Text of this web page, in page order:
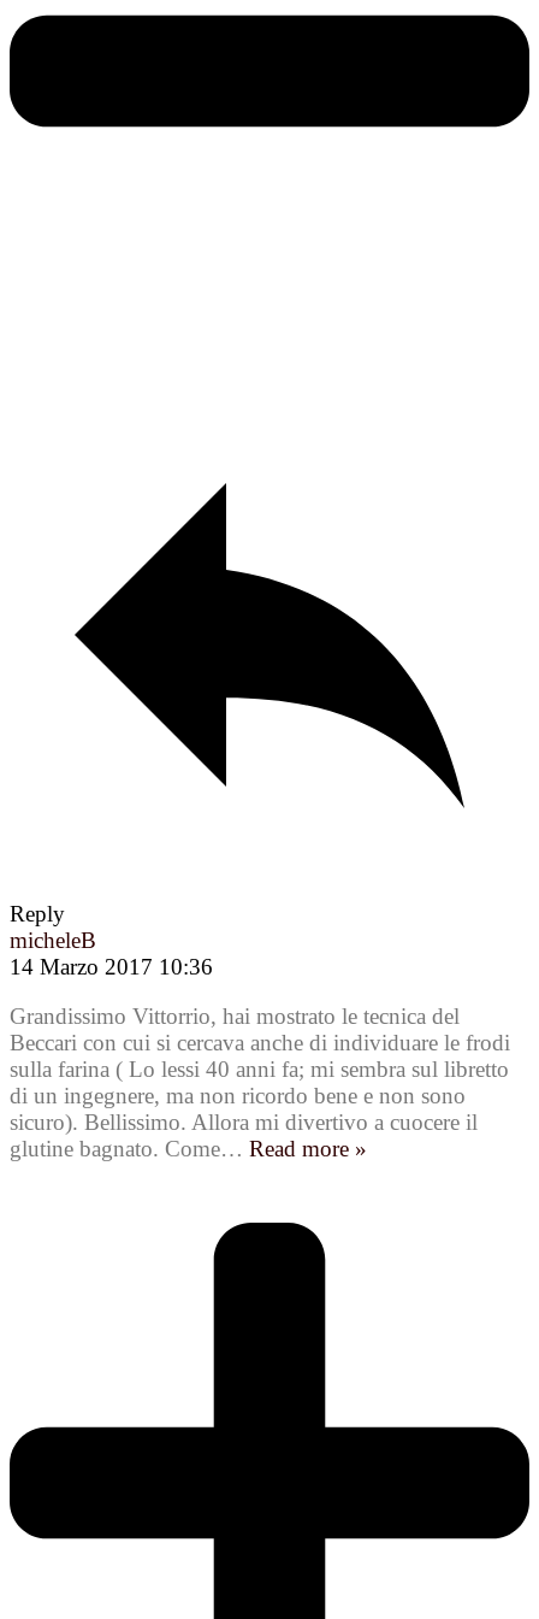
Reply
micheleB
14 Marzo 2017 10:36
Grandissimo Vittorrio, hai mostrato le tecnica del
Beccari con cui si cercava anche di individuare le frodi
sulla farina ( Lo lessi 40 anni fa; mi sembra sul libretto
di un ingegnere, ma non ricordo bene e non sono
sicuro). Bellissimo. Allora mi divertivo a cuocere il
glutine bagnato. Come… Read more »